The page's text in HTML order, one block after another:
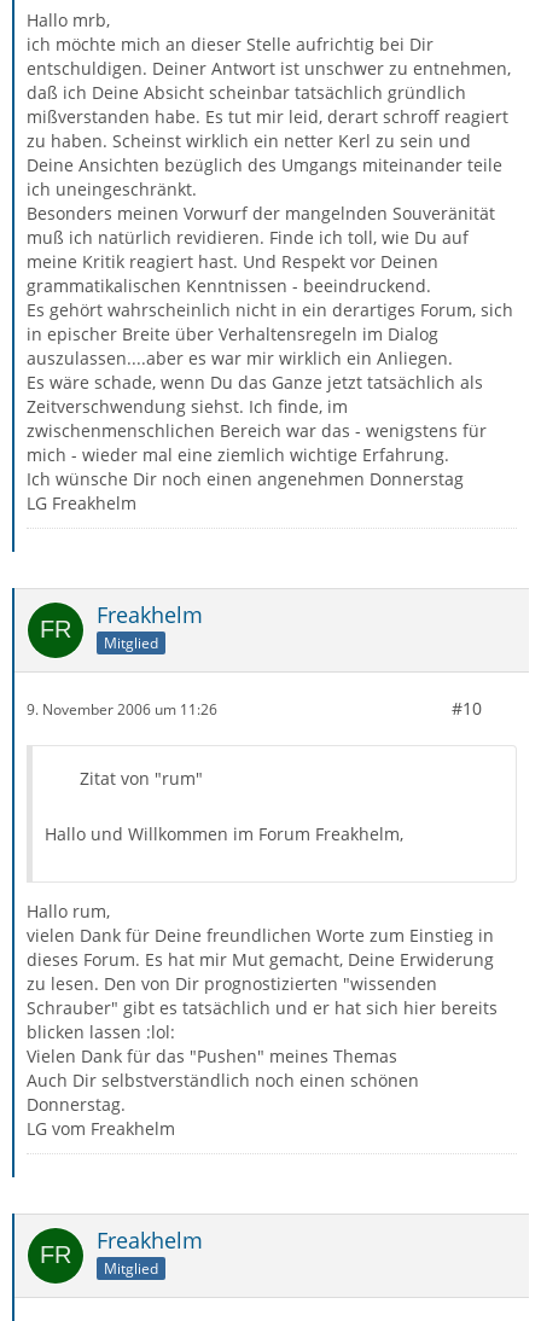
Hallo mrb,
ich möchte mich an dieser Stelle aufrichtig bei Dir
entschuldigen. Deiner Antwort ist unschwer zu entnehmen,
daß ich Deine Absicht scheinbar tatsächlich gründlich
mißverstanden habe. Es tut mir leid, derart schroff reagiert
zu haben. Scheinst wirklich ein netter Kerl zu sein und
Deine Ansichten bezüglich des Umgangs miteinander teile
ich uneingeschränkt.
Besonders meinen Vorwurf der mangelnden Souveränität
muß ich natürlich revidieren. Finde ich toll, wie Du auf
meine Kritik reagiert hast. Und Respekt vor Deinen
grammatikalischen Kenntnissen - beeindruckend.
Es gehört wahrscheinlich nicht in ein derartiges Forum, sich
in epischer Breite über Verhaltensregeln im Dialog
auszulassen....aber es war mir wirklich ein Anliegen.
Es wäre schade, wenn Du das Ganze jetzt tatsächlich als
Zeitverschwendung siehst. Ich finde, im
zwischenmenschlichen Bereich war das - wenigstens für
mich - wieder mal eine ziemlich wichtige Erfahrung.
Ich wünsche Dir noch einen angenehmen Donnerstag
LG Freakhelm
Freakhelm
Mitglied
9. November 2006 um 11:26 #10
Zitat von "rum"
Hallo und Willkommen im Forum Freakhelm,
Hallo rum,
vielen Dank für Deine freundlichen Worte zum Einstieg in
dieses Forum. Es hat mir Mut gemacht, Deine Erwiderung
zu lesen. Den von Dir prognostizierten "wissenden
Schrauber" gibt es tatsächlich und er hat sich hier bereits
blicken lassen :lol:
Vielen Dank für das "Pushen" meines Themas
Auch Dir selbstverständlich noch einen schönen
Donnerstag.
LG vom Freakhelm
Freakhelm
Mitglied